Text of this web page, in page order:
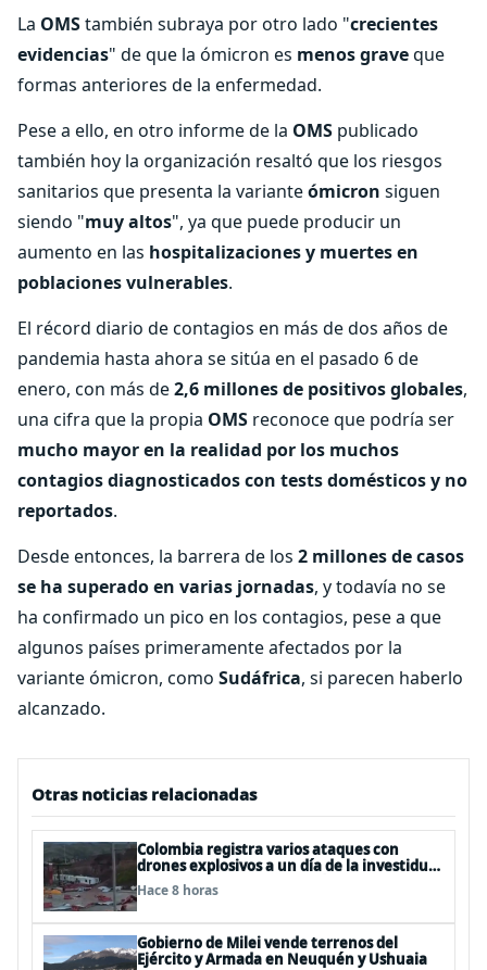
La OMStambién subraya por otro lado "crecientes
evidencias" de que la ómicron es menos graveque
formas anteriores de la enfermedad.
Pese a ello, en otro informe de la OMS publicado
también hoy la organización resaltó que los riesgos
sanitarios que presenta la varianteómicron siguen
siendo "muy altos", ya que puede producir un
aumento en las hospitalizaciones y muertes en
poblaciones vulnerables.
El récord diario de contagios en más de dos años de
pandemia hasta ahora se sitúa en el pasado 6 de
enero, con más de2,6 millones de positivos globales,
una cifra que la propia OMS reconoce que podría ser
mucho mayor en la realidad por los muchos
contagios diagnosticados con tests domésticos y no
reportados.
Desde entonces, la barrera de los 2 millones de casos
se ha superado en varias jornadas, y todavía no se
ha confirmado un pico en los contagios, pese a que
algunos países primeramente afectados por la
variante ómicron, como Sudáfrica, si parecen haberlo
alcanzado.
Otras noticias relacionadas
Colombia registra varios ataques con
drones explosivos a un día de la investidura
de De la Espriella: un policía muerto
Hace 8 horas
Gobierno de Milei vende terrenos del
Ejército y Armada en Neuquén y Ushuaia